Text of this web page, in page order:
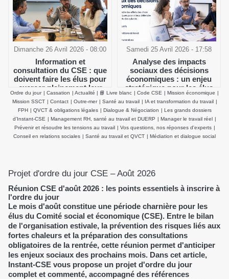
Dimanche 26 Avril 2026 - 08:00
Information et
consultation du CSE : que
doivent faire les élus pour
exercer pleinement leur
rôle ?
Samedi 25 Avril 2026 - 17:58
Analyse des impacts
sociaux des décisions
économiques : un enjeu
stratégique pour les élus
du CSE
Ordre du jour | Cassation | Actualité | 📘 Livre blanc | Code CSE | Mission économique |
Mission SSCT | Contact | Outre-mer | Santé au travail | IA et transformation du travail |
FPH | QVCT & obligations légales | Dialogue & Négociation | Les grands dossiers
d’Instant-CSE | Management RH, santé au travail et DUERP | Manager le travail réel |
Prévenir et résoudre les tensions au travail | Vos questions, nos réponses d'experts |
Conseil en relations sociales | Santé au travail et QVCT | Médiation et dialogue social
Projet d'ordre du jour CSE – Août 2026
Réunion CSE d'août 2026 : les points essentiels à inscrire à
l'ordre du jour
Le mois d'août constitue une période charnière pour les
élus du Comité social et économique (CSE). Entre le bilan
de l'organisation estivale, la prévention des risques liés aux
fortes chaleurs et la préparation des consultations
obligatoires de la rentrée, cette réunion permet d'anticiper
les enjeux sociaux des prochains mois. Dans cet article,
Instant-CSE vous propose un projet d'ordre du jour
complet et commenté, accompagné des références